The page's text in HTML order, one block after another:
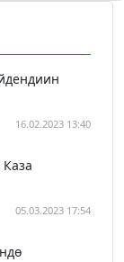
16.02.2023 13:40
05.03.2023 17:54